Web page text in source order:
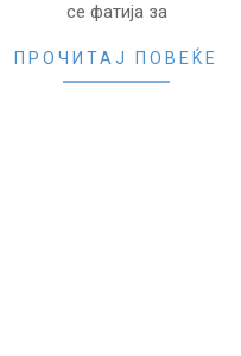
се фатија за
ПРОЧИТАЈ ПОВЕЌЕ